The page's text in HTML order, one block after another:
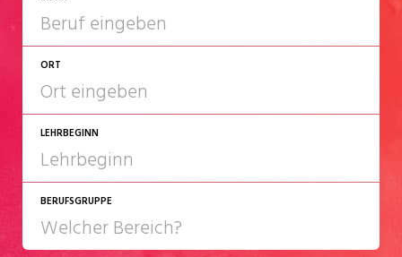
ORT
LEHRBEGINN
2027
BERUFSGRUPPE